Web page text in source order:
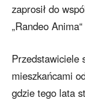
zaprosił do
„Randeo
Przedstawiciele
mieszkańcami
gdzie tego lata